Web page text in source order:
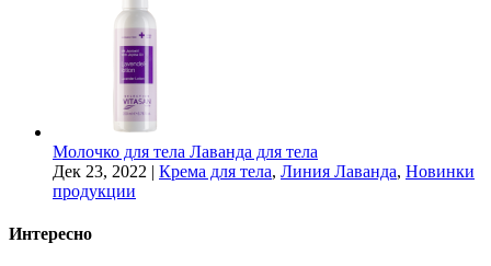
Молочко для тела Лаванда для тела
Дек 23, 2022 | Крема для тела, Линия Лаванда, Новинки
продукции
Интересно